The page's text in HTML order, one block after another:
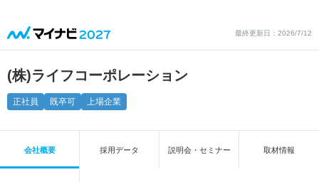
最終更新日：2026/7/12
(株)ライフコーポレーション
正社員 既卒可 上場企業
会社概要 採用データ 説明会・セミナー 取材情報